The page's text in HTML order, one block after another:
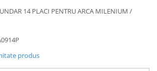
14 PLACI PENTRU ARCA MILENIUM /
produs